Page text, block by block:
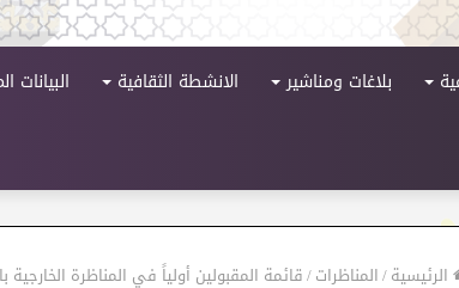
بلاغات ومناشير الانشطة الثقافية البيانات
الرئيسية/المناظرات/قائمة المقبولين أولياً في المناظرة الخارجية